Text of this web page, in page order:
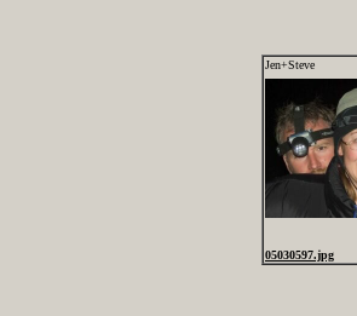
Jen+Steve
05030597.jpg